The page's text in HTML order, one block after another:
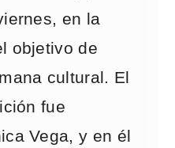
en la
objetivo de
cultural. El
fue
Vega, y en él